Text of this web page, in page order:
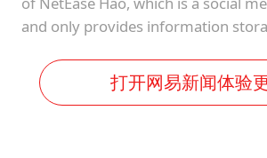
and only provides information
打开网易新闻体验